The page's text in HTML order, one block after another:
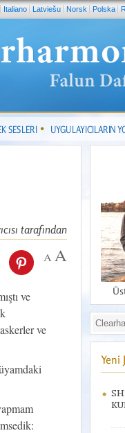
Italiano Latviešu Norsk Polska
SESLERI UYGULAYICILARIN
tarafından
ve
ve
Yeni